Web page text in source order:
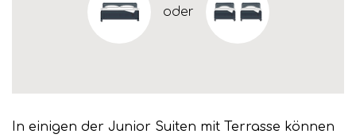
oder
In einigen der Junior Suiten mit Terrasse können